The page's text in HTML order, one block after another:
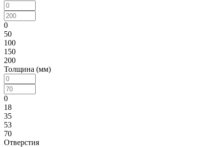
0
50
100
150
200
Толщина (мм)
0
18
35
53
70
Отверстия